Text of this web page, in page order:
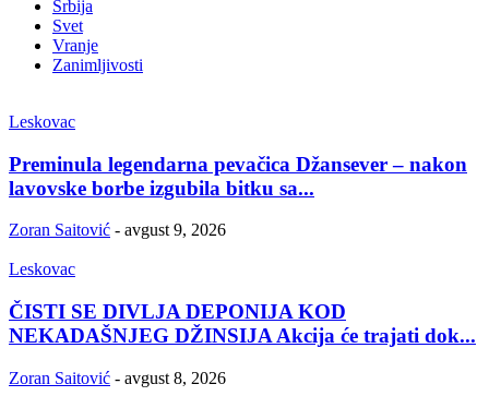
Srbija
Svet
Vranje
Zanimljivosti
Leskovac
Preminula legendarna pevačica Džansever – nakon
lavovske borbe izgubila bitku sa...
Zoran Saitović - avgust 9, 2026
Leskovac
ČISTI SE DIVLJA DEPONIJA KOD
NEKADAŠNJEG DŽINSIJA Akcija će trajati dok...
Zoran Saitović - avgust 8, 2026